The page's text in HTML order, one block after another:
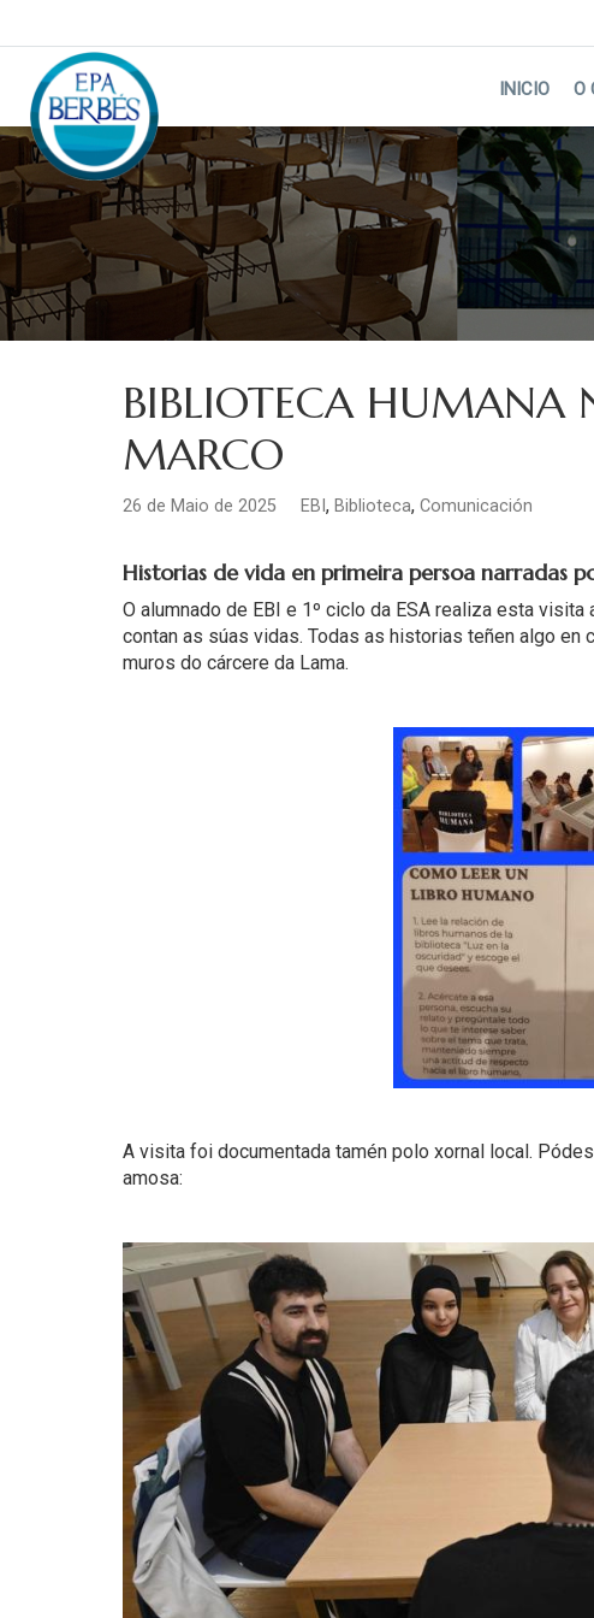
content
INICIO O
BIBLIOTECA HUMANA
MARCO
26 de Maio de 2025 EBI , Biblioteca, Comunicación
Historias de vida en primeira persoa narradas
O alumnado de EBI e 1º ciclo da ESA realiza esta
contan as súas vidas. Todas as historias teñen algo en
muros do cárcere da Lama.
A visita foi documentada tamén polo xornal local.
amosa: